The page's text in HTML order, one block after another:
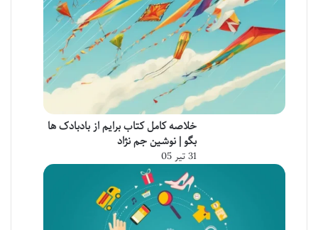
خلاصه کامل کتاب برایم از بادبادک ها
بگو | نوشین جم نژاد
31 تیر 05